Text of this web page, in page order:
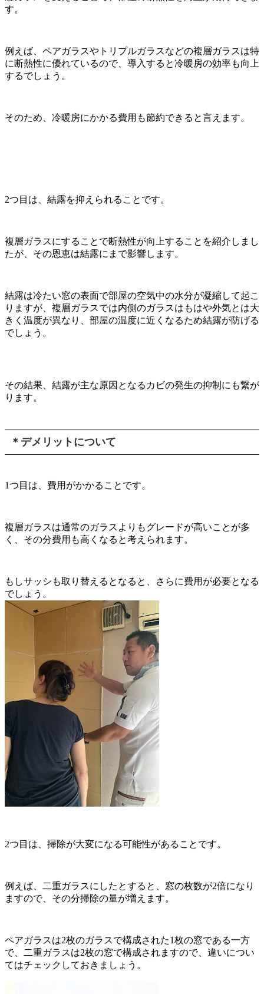
す。
例えば、ペアガラスやトリプルガラスなどの複層ガラスは特
に断熱性に優れているので、導入すると冷暖房の効率も向上
するでしょう。
そのため、冷暖房にかかる費用も節約できると言えます。
2つ目は、結露を抑えられることです。
複層ガラスにすることで断熱性が向上することを紹介しまし
たが、その恩恵は結露にまで影響します。
結露は冷たい窓の表面で部屋の空気中の水分が凝縮して起こ
りますが、複層ガラスでは内側のガラスはもはや外気とは大
きく温度が異なり、部屋の温度に近くなるため結露が防げる
でしょう。
その結果、結露が主な原因となるカビの発生の抑制にも繋が
ります。
＊デメリットについて
1つ目は、費用がかかることです。
複層ガラスは通常のガラスよりもグレードが高いことが多
く、その分費用も高くなると考えられます。
もしサッシも取り替えるとなると、さらに費用が必要となる
でしょう。
2つ目は、掃除が大変になる可能性があることです。
例えば、二重ガラスにしたとすると、窓の枚数が2倍になり
ますので、その分掃除の量が増えます。
ペアガラスは2枚のガラスで構成された1枚の窓である一方
で、二重ガラスは2枚の窓で構成されますので、違いについ
てはチェックしておきましょう。